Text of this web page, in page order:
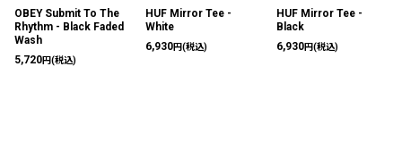
OBEY Submit To The
Rhythm - Black Faded
Wash
5,720円(税込)
HUF Mirror Tee -
White
6,930円(税込)
HUF Mirror Tee -
Black
6,930円(税込)